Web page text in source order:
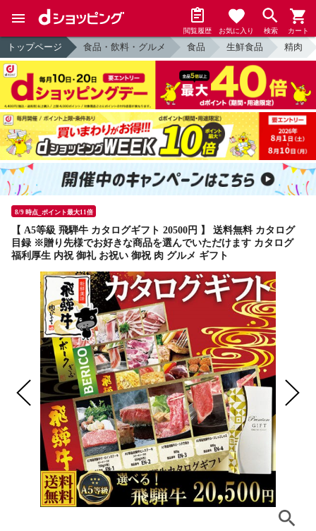
閲覧履歴 お気に入り 検索 カート
トップページ 食品・飲料・グルメ 食品 生鮮食品 精肉
8/9 時点_ポイント最大11倍
【 A5等級 飛騨牛 カタログギフト 20500円 】 送料無料 カタログ
目録 ※贈り先様でお好きな商品を選んでいただけます カタログ
福利厚生 内祝 御礼 お祝い 御祝 肉 グルメ ギフト